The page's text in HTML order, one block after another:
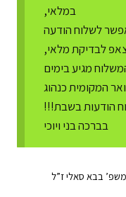
במלאי,
לשלוח הודעה
לבדיקת מלאי,
מגיע בימים
המקומית כנהוג
הודעות בשבת!!!
בברכה בני ויוכי
בבא סאלי ז”ל